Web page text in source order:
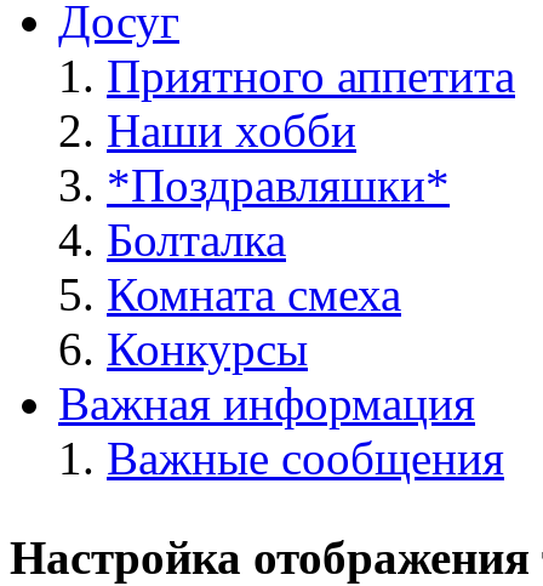
Досуг
Приятного аппетита
Наши хобби
*Поздравляшки*
Болталка
Комната смеха
Конкурсы
Важная информация
Важные сообщения
Настройка отображения